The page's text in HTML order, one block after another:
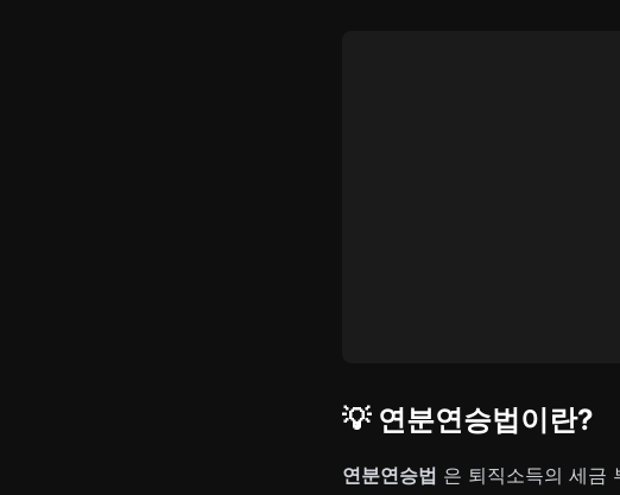
💡 연분연승법이란?
연분연승법 은 퇴직소득의 세금